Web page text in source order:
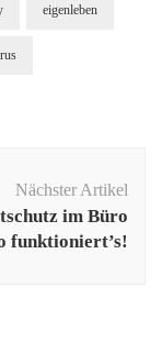
eigenleben
Nächster Artikel
im Büro
funktioniert’s!